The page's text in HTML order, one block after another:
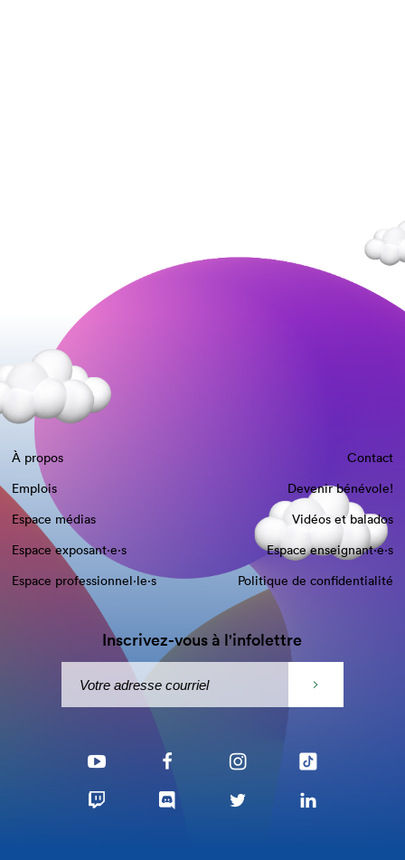
À propos
Contact
Emplois
Devenir bénévole!
Espace médias
Vidéos et balados
Espace exposant·e⋅s
Espace enseignant·e⋅s
Espace professionnel·le⋅s
Politique de confidentialité
Inscrivez-vous à l'infolettre